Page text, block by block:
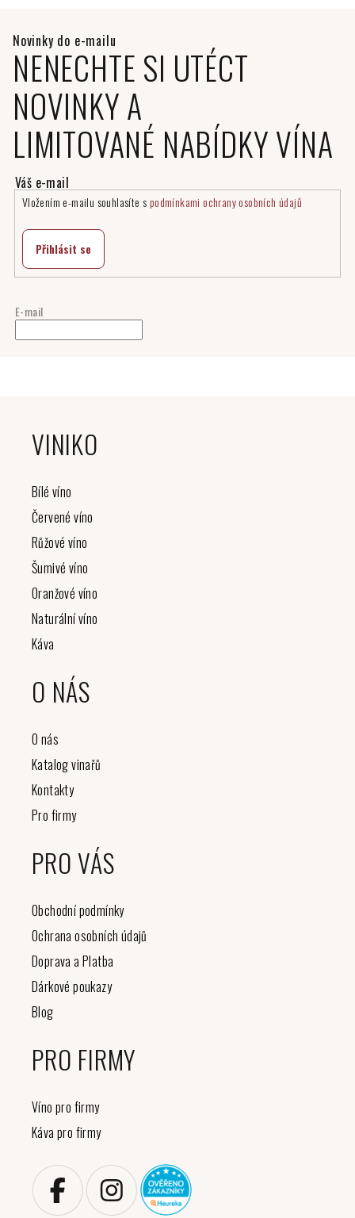
NENECHTE SI UTÉCT
NOVINKY A
LIMITOVANÉ NABÍDKY VÍNA
E-mail
Vložením e-mailu souhlasíte s podmínkami ochrany osobních údajů
Přihlásit se
VINIKO
Bílé víno
Červené víno
Růžové víno
Šumivé víno
Oranžové víno
Naturální víno
Káva
O NÁS
O nás
Katalog vinařů
Kontakty
Pro firmy
PRO VÁS
Obchodní podmínky
Ochrana osobních údajů
Doprava a Platba
Dárkové poukazy
Blog
PRO FIRMY
Víno pro firmy
Káva pro firmy